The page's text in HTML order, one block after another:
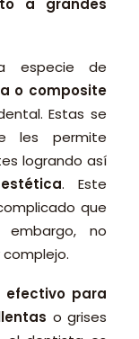
a grandes
especie de
o composite
Estas se
les permite
logrando así
. Este
que
embargo, no
efectivo para
o grises